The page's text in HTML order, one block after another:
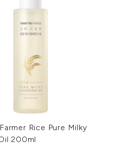
Rice Pure Milky
200ml